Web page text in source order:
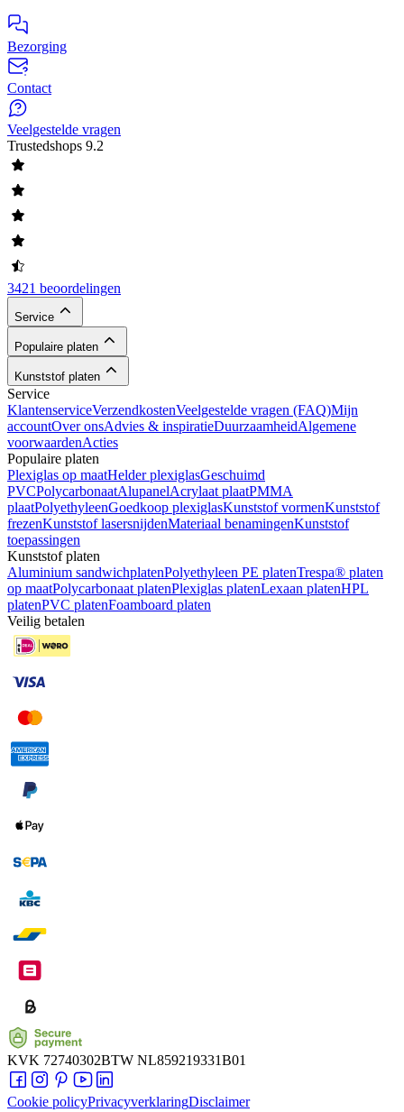
Bezorging
Contact
Veelgestelde vragen
Trustedshops 9.2
3421 beoordelingen
Service
Populaire platen
Kunststof platen
Service
KlantenserviceVerzendkostenVeelgestelde vragen (FAQ)Mijn
accountOver onsAdvies & inspiratieDuurzaamheidAlgemene
voorwaardenActies
Populaire platen
Plexiglas op maatHelder plexiglasGeschuimd
PVCPolycarbonaatAlupanelAcrylaat plaatPMMA
plaatPolyethyleenGoedkoop plexiglasKunststof vormenKunststof
frezenKunststof lasersnijdenMateriaal benamingenKunststof
toepassingen
Kunststof platen
Aluminium sandwichplatenPolyethyleen PE platenTrespa® platen
op maatPolycarbonaat platenPlexiglas platenLexaan platenHPL
platenPVC platenFoamboard platen
Veilig betalen
KVK 72740302BTW NL859219331B01
Cookie policyPrivacyverklaringDisclaimer